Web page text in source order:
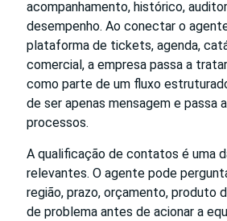
acompanhamento, histórico,
desempenho. Ao conectar o
plataforma de tickets, agenda,
comercial, a empresa passa a
como parte de um fluxo
de ser apenas mensagem e passa
processos.
A qualificação de contatos é uma
relevantes. O agente pode
região, prazo, orçamento, produto
de problema antes de acionar a